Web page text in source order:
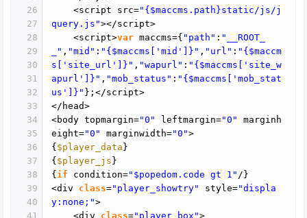
26
27
28
29
30
31
32
33
34
35
36
37
38
39
40
41
<script src="{$maccms.path}static/js/j
query.js"></script>
<script>var maccms={ "path" : "__ROOT_
_" , "mid" : "{$maccms['mid']}" , "url" : "{$maccm
s['site_url']}" , "wapurl" : "{$maccms['site_w
apurl']}" , "mob_status" : "{$maccms['mob_stat
us']}" };</script>
</head>
<body topmargin="0" leftmargin="0"
marginh
eight="0" marginwidth="0">
{$player_data}
{$player_js}
{if condition="$popedom.code gt 1" /}
<div class="player_showtry" style="displa
y:none;">
<div class="player_box">